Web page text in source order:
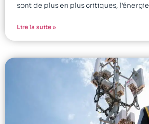
sont de plus en plus critiques, l’énergie
Lire la suite »